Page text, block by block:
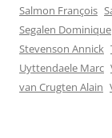
Salmon François
Segalen Dominique
Stevenson Annick
Uyttendaele Marc
van Crugten Alain